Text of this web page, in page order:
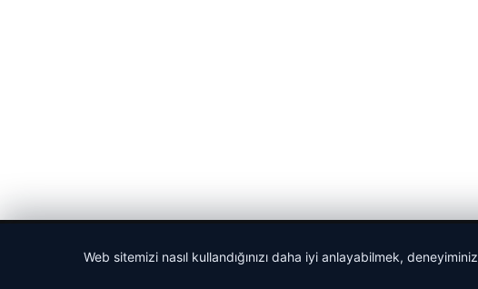
Web sitemizi nasıl kullandığınızı daha iyi anlayabilmek,